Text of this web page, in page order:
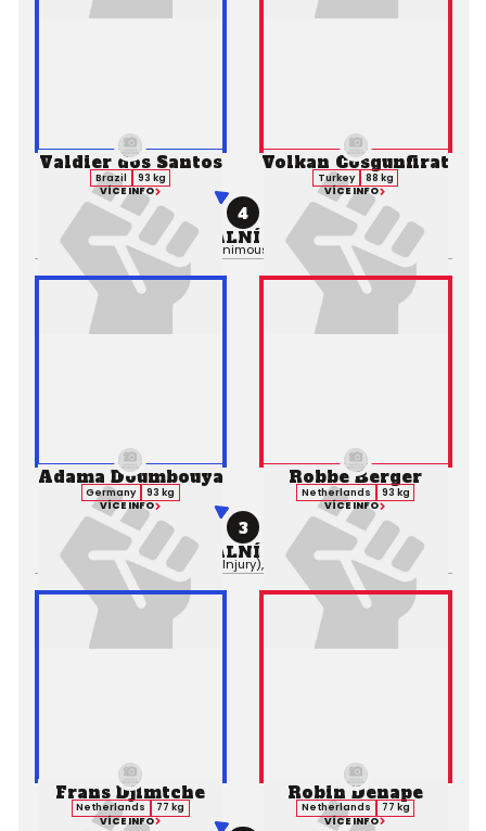
Valdier dos Santos
Brazil
93 kg
VÍCE INFO
4
PROFESIONÁLNÍ ZÁPAS MMA
Výsledek:Decision (Unanimous), 3. kolo 3:00,Rozhodčí:
Volkan Cosgunfirat
Turkey
88 kg
VÍCE INFO
Adama Doumbouya
Germany
93 kg
VÍCE INFO
3
PROFESIONÁLNÍ ZÁPAS MMA
Výsledek:TKO (Knee Injury), 1. kolo 1:58,Rozhodčí:
Robbe Berger
Netherlands
93 kg
VÍCE INFO
Frans Djimtche
Netherlands
77 kg
VÍCE INFO
Robin Denape
Netherlands
77 kg
VÍCE INFO